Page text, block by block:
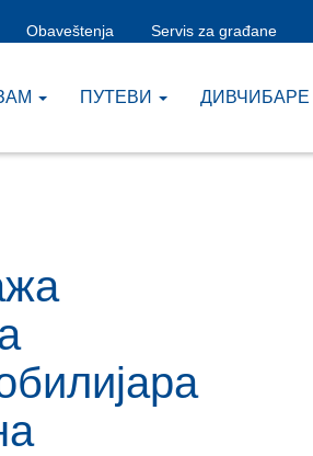
Obaveštenja Servis za građane
ПУТЕВИ ДИВЧИБАРЕ